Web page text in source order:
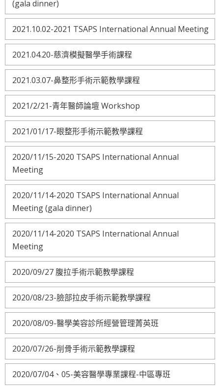
(gala dinner)
2021.10.02-2021 TSAPS International Annual Meeting
2021.04.20-慈濟模擬醫學手術課程
2021.03.07-鼻整形手術示範教學課程
2021/2/21-青年醫師論壇 Workshop
2021/01/17-眼整形手術示範教學課程
2020/11/15-2020 TSAPS International Annual
Meeting
2020/11/14-2020 TSAPS International Annual
Meeting (gala dinner)
2020/11/14-2020 TSAPS International Annual
Meeting
2020/09/27 腹拉手術示範教學課程
2020/08/23-臉部拉皮手術示範教學課程
2020/08/09-醫學美容診所經營管理菁英班
2020/07/26-削骨手術示範教學課程
2020/07/04、05-美容醫學專業課程-中區專班